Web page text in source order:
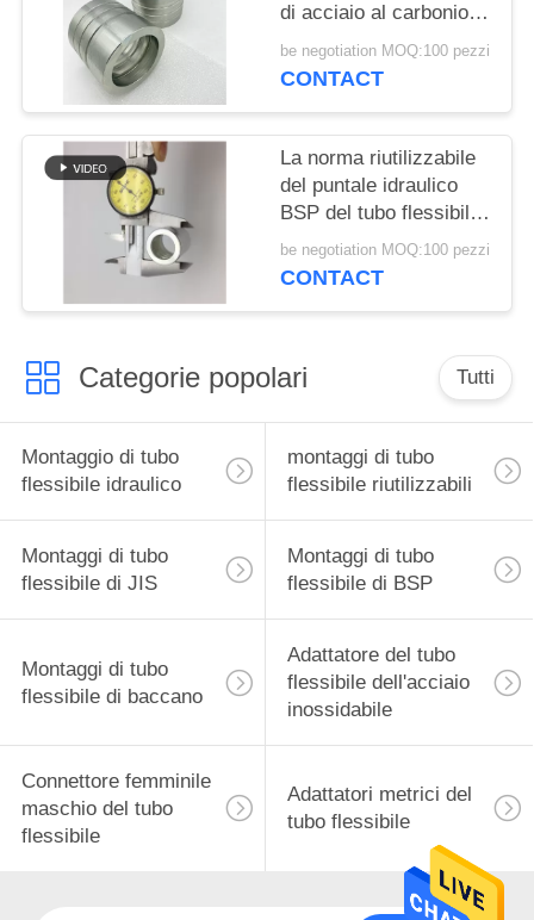
di acciaio al carbonio
dei puntali del tubo
flessibile
be negotiation MOQ:100 pezzi
CONTACT
La norma riutilizzabile
del puntale idraulico
BSP del tubo flessibile
45# del acciaio al
carbonio ha
be negotiation MOQ:100 pezzi
CONTACT
Categorie popolari Tutti
Montaggio di tubo
flessibile idraulico
montaggi di tubo
flessibile riutilizzabili
Montaggi di tubo
flessibile di JIS
Montaggi di tubo
flessibile di BSP
Montaggi di tubo
flessibile di baccano
Adattatore del tubo
flessibile dell'acciaio
inossidabile
Connettore femminile
maschio del tubo
flessibile
Adattatori metrici del
tubo flessibile